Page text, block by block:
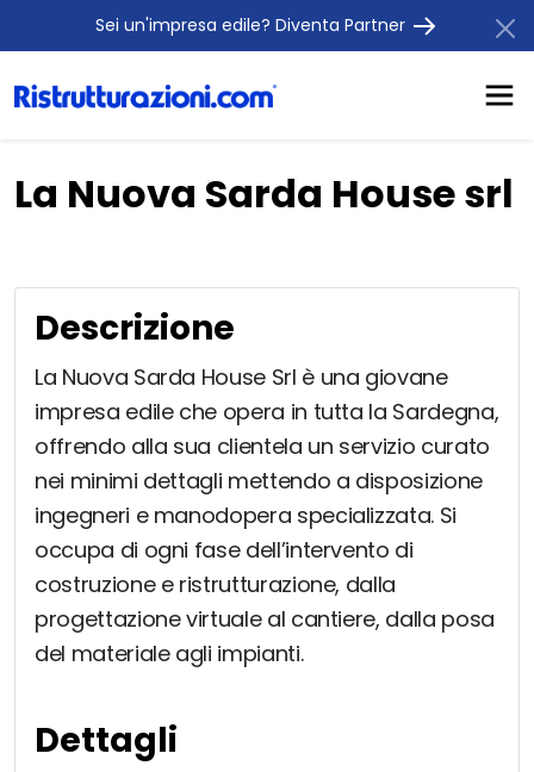
Sei un'impresa edile? Diventa Partner
La Nuova Sarda House srl
Descrizione
La Nuova Sarda House Srl è una giovane
impresa edile che opera in tutta la Sardegna,
offrendo alla sua clientela un servizio curato
nei minimi dettagli mettendo a disposizione
ingegneri e manodopera specializzata. Si
occupa di ogni fase dell’intervento di
costruzione e ristrutturazione, dalla
progettazione virtuale al cantiere, dalla posa
del materiale agli impianti.
Dettagli